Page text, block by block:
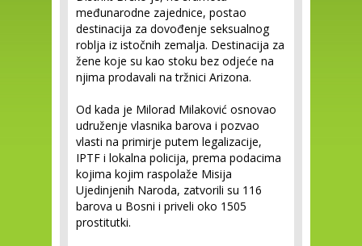
međunarodne zajednice, postao
destinacija za dovođenje seksualnog
roblja iz istočnih zemalja. Destinacija za
žene koje su kao stoku bez odjeće na
njima prodavali na tržnici Arizona.
Od kada je Milorad Milaković osnovao
udruženje vlasnika barova i pozvao
vlasti na primirje putem legalizacije,
IPTF i lokalna policija, prema podacima
kojima kojim raspolaže Misija
Ujedinjenih Naroda, zatvorili su 116
barova u Bosni i priveli oko 1505
prostitutki.